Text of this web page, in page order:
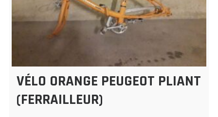
VÉLO ORANGE PEUGEOT PLIANT
(FERRAILLEUR)